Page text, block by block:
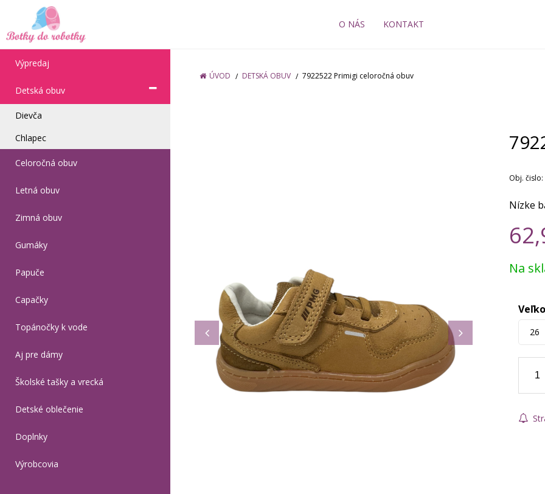
O NÁS KONTAKT
Výpredaj
Detská obuv
Dievča
Chlapec
Celoročná obuv
Letná obuv
Zimná obuv
Gumáky
Papuče
Capačky
Topánočky k vode
Aj pre dámy
Školské tašky a vrecká
Detské oblečenie
Doplnky
Výrobcovia
ÚVOD DETSKÁ OBUV 7922522 Primigi celoročná obuv
Obj. čislo:
Nízke
Na
26